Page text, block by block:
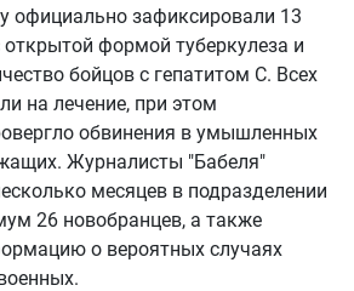
официально зафиксировали 13
формой туберкулеза и
бойцов с гепатитом С. Всех
на лечение, при этом
обвинения в умышленных
Журналисты "Бабеля"
месяцев в подразделении
26 новобранцев, а также
о вероятных случаях